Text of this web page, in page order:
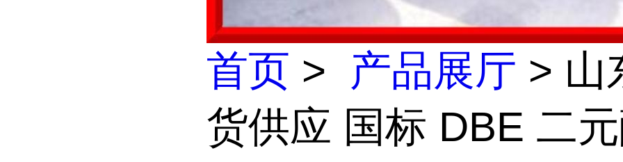
首页 > 产品展厅 > 山
货供应 国标 DBE 二